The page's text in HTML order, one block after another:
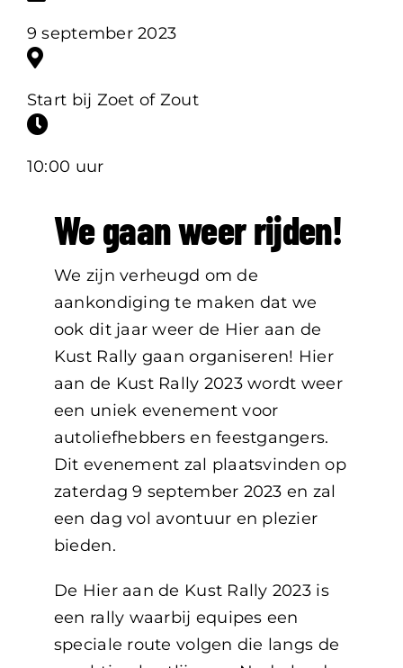
9 september 2023
Start bij Zoet of Zout
10:00 uur
We gaan weer rijden!
We zijn verheugd om de
aankondiging te maken dat we
ook dit jaar weer de Hier aan de
Kust Rally gaan organiseren! Hier
aan de Kust Rally 2023 wordt weer
een uniek evenement voor
autoliefhebbers en feestgangers.
Dit evenement zal plaatsvinden op
zaterdag 9 september 2023 en zal
een dag vol avontuur en plezier
bieden.
De Hier aan de Kust Rally 2023 is
een rally waarbij equipes een
speciale route volgen die langs de